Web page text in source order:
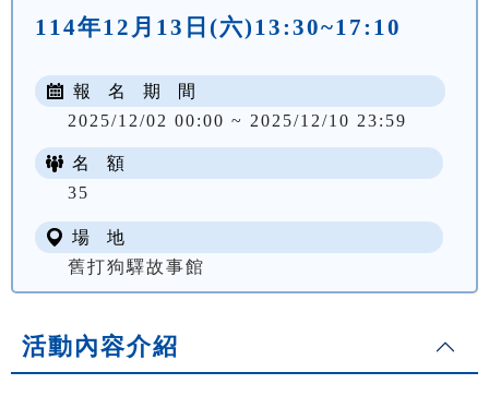
114年12月13日(六)13:30~17:10
報 名 期 間
2025/12/02 00:00 ~ 2025/12/10 23:59
名 額
35
場 地
舊打狗驛故事館
活動內容介紹